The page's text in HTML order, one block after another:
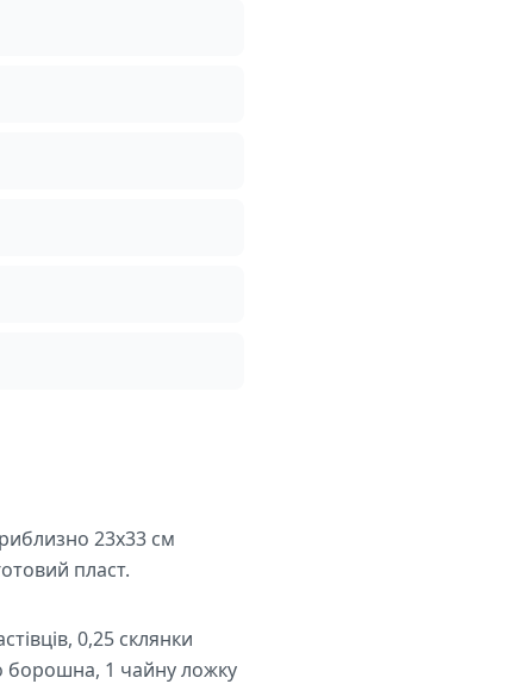
23х33 см
пласт.
0,25 склянки
борошна, 1 чайну ложку